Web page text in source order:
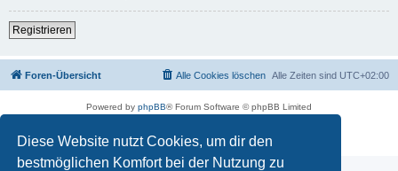
Diese Website nutzt Cookies, um dir den
bestmöglichen Komfort bei der Nutzung zu
Registrieren
Foren-Übersicht Alle Zeiten sind UTC+02:00
Alle Cookies löschen
Powered by phpBB® Forum Software © phpBB Limited
Datenschutz|Nutzungsbedingungen